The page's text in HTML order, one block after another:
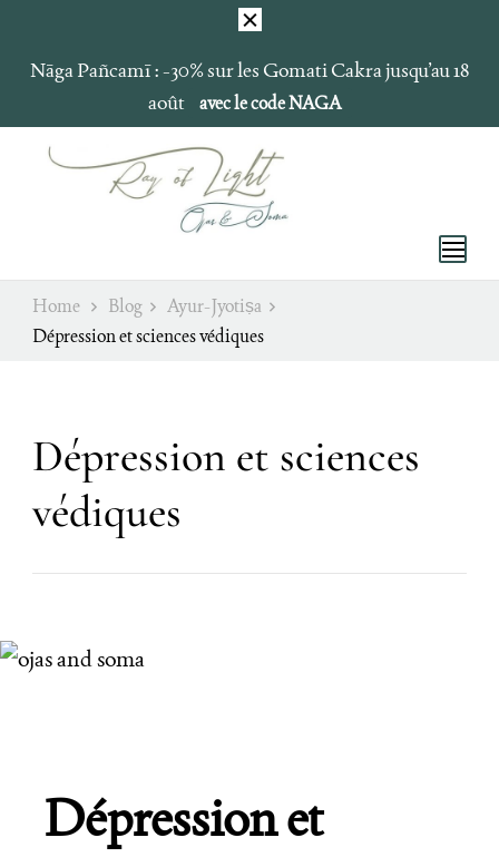
Nāga Pañcamī : -30% sur les Gomati Cakra jusqu’au 18
août
avec le code NAGA
Ojas & Soma
Ray of Light
Home Blog
Ayur-Jyotiṣa
Dépression et sciences védiques
Dépression et sciences
védiques
Dépression et